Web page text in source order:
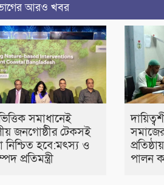
আরও খবর
সমাধানেই
জনগোষ্ঠীর টেকসই
নিশ্চিত হবে:মৎস্য ও
প্রতিমন্ত্রী
পালন